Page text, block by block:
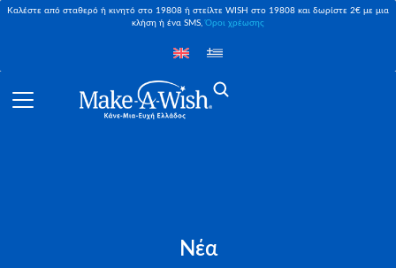
Καλέστε από σταθερό ή κινητό στο 19808 ή στείλτε WISH στο 19808 και δωρίστε 2€ με μια
κλήση ή ένα SMS,Όροι χρέωσης
Νέα